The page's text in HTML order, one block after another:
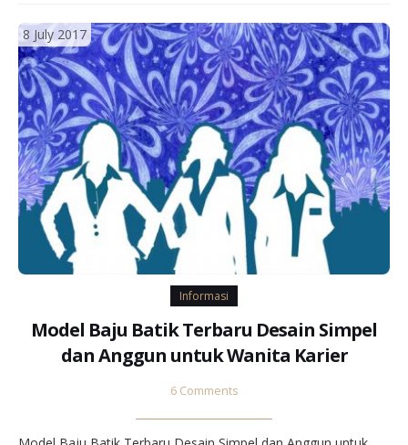
8 July 2017
Informasi
Model Baju Batik Terbaru Desain Simpel
dan Anggun untuk Wanita Karier
6 Comments